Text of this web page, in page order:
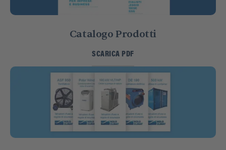
Catalogo Prodotti
SCARICA PDF